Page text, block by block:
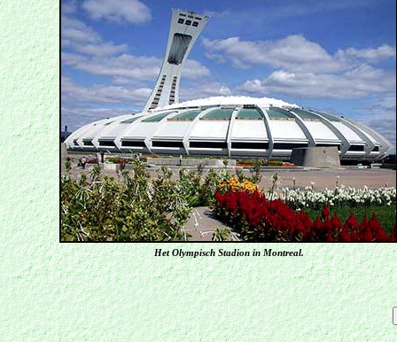
Het Olympisch Stadion in Montreal.